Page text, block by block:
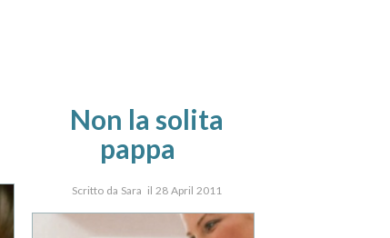
Non la solita
pappa
Scritto da Sara il 28 April 2011